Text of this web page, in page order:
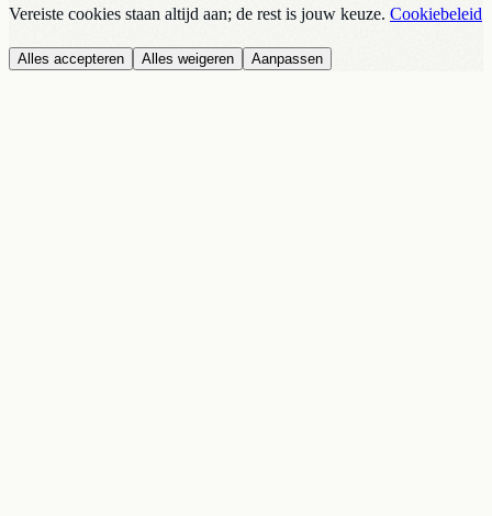
Vereiste cookies staan altijd aan; de rest is jouw keuze. Cookiebeleid
Alles accepteren Alles weigeren Aanpassen